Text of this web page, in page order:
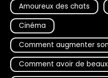
Amoureux des chats
Cinéma
Comment augmenter
Comment avoir de